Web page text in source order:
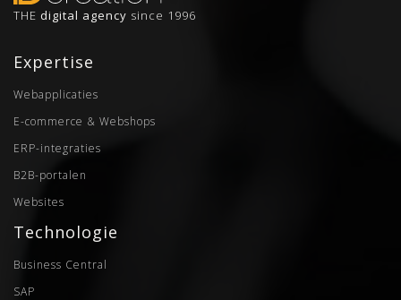
THE digital agency since 1996
Expertise
Webapplicaties
E-commerce & Webshops
ERP-integraties
B2B-portalen
Websites
Technologie
Business Central
SAP